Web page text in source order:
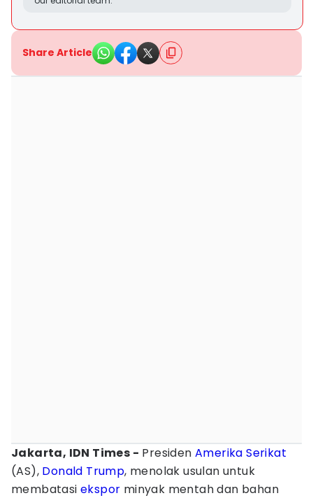
Share Article
Jakarta, IDN Times - PresidenAmerika Serikat
(AS), Donald Trump, menolak usulan untuk
membatasiekspor minyak mentah dan bahan